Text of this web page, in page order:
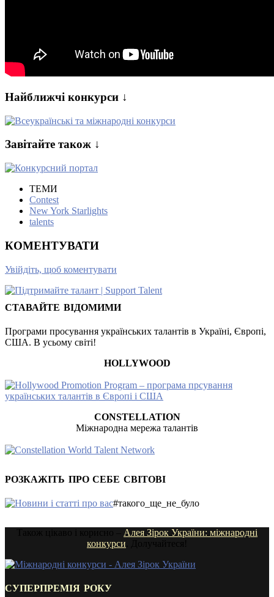
Найближчі конкурси ↓
Завітайте також ↓
ТЕМИ
Contest
New York Starlights
talents
КОМЕНТУВАТИ
Увійдіть, щоб коментувати
СТАВАЙТЕ ВІДОМИМИ
Програми просування українських талантів в Україні, Європі,
США. В усьому світі!
HOLLYWOOD
CONSTELLATION
Міжнародна мережа талантів
РОЗКАЖІТЬ ПРО СЕБЕ СВІТОВІ
#такого_ще_не_було
Алея Зірок України: міжнародні
конкурси
СУПЕРПРЕМІЯ РОКУ